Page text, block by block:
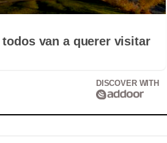
van a querer visitar
DISCOVER WITH